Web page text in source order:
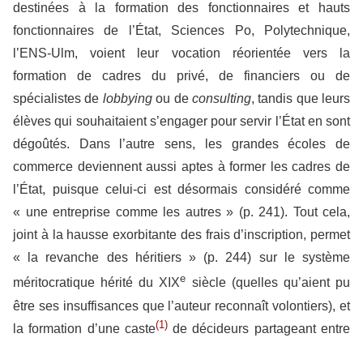
destinées à la formation des fonctionnaires et hauts
fonctionnaires de l’État, Sciences Po, Polytechnique,
l’ENS-Ulm, voient leur vocation réorientée vers la
formation de cadres du privé, de financiers ou de
spécialistes de lobbyingou de consulting, tandis que leurs
élèves qui souhaitaient s’engager pour servir l’État en sont
dégoûtés. Dans l’autre sens, les grandes écoles de
commerce deviennent aussi aptes à former les cadres de
l’État, puisque celui-ci est désormais considéré comme
« une entreprise comme les autres » (p. 241). Tout cela,
joint à la hausse exorbitante des frais d’inscription, permet
« la revanche des héritiers » (p. 244) sur le système
méritocratique hérité du XIXe siècle (quelles qu’aient pu
être ses insuffisances que l’auteur reconnaît volontiers), et
la formation d’une caste(1)de décideurs partageant entre